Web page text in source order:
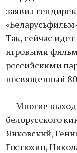
заявил
Так, сейчас
игровыми
российскими
посвященный
— Многие
белорусского
Янковский,
Гостюхин,